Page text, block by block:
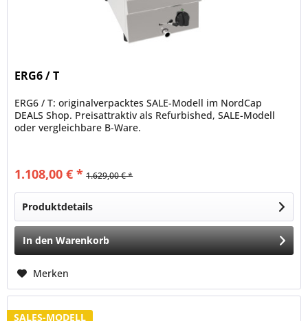
ERG6 / T
ERG6 / T: originalverpacktes SALE-Modell im NordCap
DEALS Shop. Preisattraktiv als Refurbished, SALE-Modell
oder vergleichbare B-Ware.
1.108,00 € * 1.629,00 € *
Produktdetails
In den Warenkorb
Merken
SALES-MODELL